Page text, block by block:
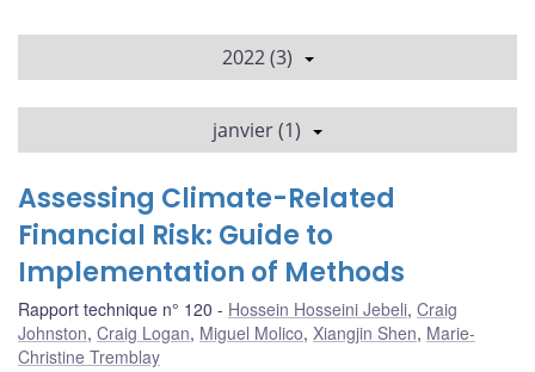
2022 (3)
janvier (1)
Assessing Climate-Related
Financial Risk: Guide to
Implementation of Methods
Rapport technique n° 120 Hossein Hosseini Jebeli, Craig
Johnston, Craig Logan, Miguel Molico, Xiangjin Shen, Marie-
Christine Tremblay